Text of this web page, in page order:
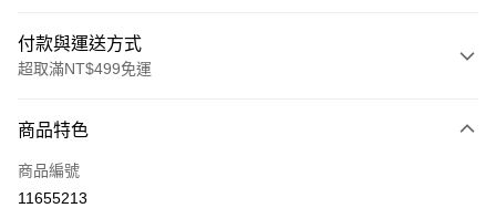
付款與運送方式
超取滿NT$499免運
信用卡一次付款
信用卡分期付款
商品特色
商品編號
11655213